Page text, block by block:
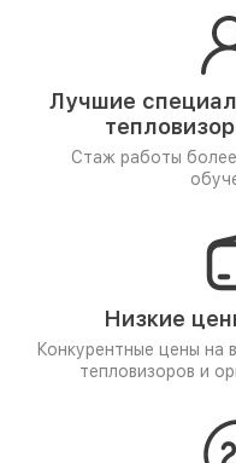
Лучшие
Стаж работы
Низкие
Конкурентные цены на
тепловизоров и